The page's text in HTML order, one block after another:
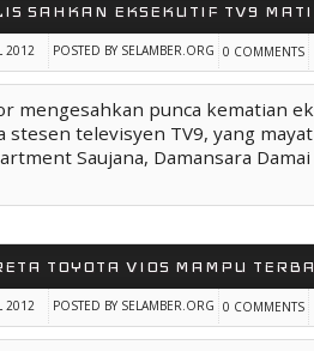
SAHKAN EKSEKUTIF TV9
2012 POSTED BY SELAMBER.ORG 0 COMMENTS
SELAMBER , COPY BLOG ORANG
mengesahkan punca kematian
televisyen TV9, yang
Saujana, Damansara
TOYOTA VIOS MAMPU
2012 POSTED BY SELAMBER.ORG 0 COMMENTS
BLOG ORANG , KERETA TERBANG